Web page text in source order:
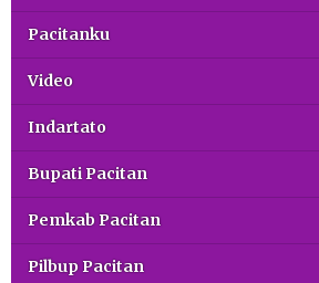
Pacitanku
Video
Indartato
Bupati Pacitan
Pemkab Pacitan
Pilbup Pacitan